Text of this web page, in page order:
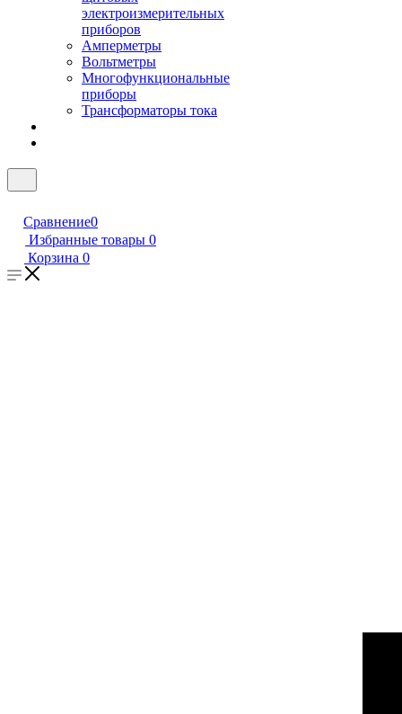
электроизмерительных
приборов
Амперметры
Вольтметры
Многофункциональные
приборы
Трансформаторы тока
Сравнение0
Избранные товары 0
Корзина 0